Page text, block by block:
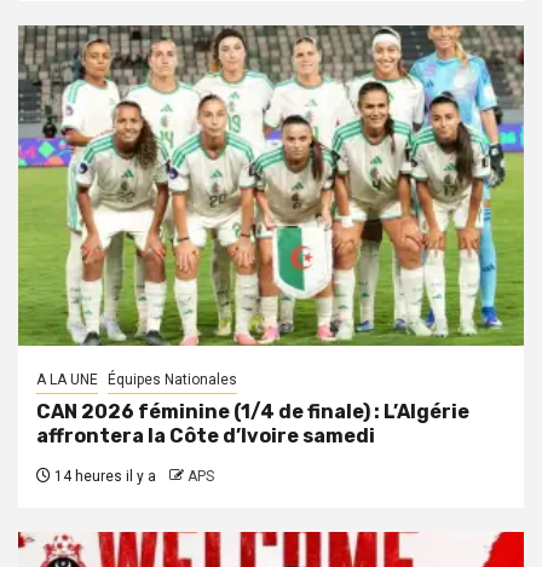
A LA UNE Équipes Nationales
CAN 2026 féminine (1/4 de finale) : L’Algérie
affrontera la Côte d’Ivoire samedi
14 heures il y a APS